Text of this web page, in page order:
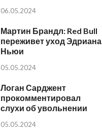
06.05.2024
Мартин Брандл: Red Bull
переживет уход Эдриана
Ньюи
05.05.2024
Логан Сарджент
прокомментировал
слухи об увольнении
05.05.2024